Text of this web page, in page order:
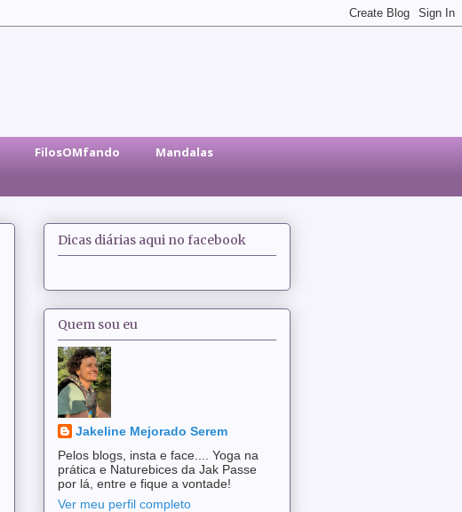
FilosOMfando
Mandalas
Dicas diárias aqui no facebook
Quem sou eu
Jakeline Mejorado Serem
Pelos blogs, insta e face.... Yoga na
prática e Naturebices da Jak Passe
por lá, entre e fique a vontade!
Ver meu perfil completo